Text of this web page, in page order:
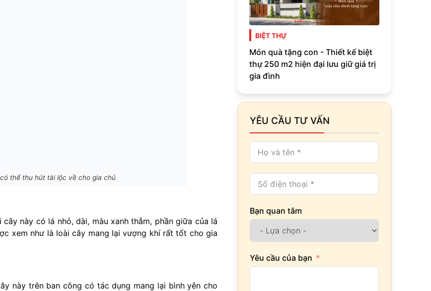
thể thu hút tài lộc về cho gia chủ
này có lá nhỏ, dài, màu xanh thẫm, phần giữa của lá
xem như là loài cây mang lại vượng khí rất tốt cho gia
này trên ban công có tác dụng mang lại bình yên cho
BIỆT THỰ
Món quà tặng con - Thiết kế biệt
thự 250 m2 hiện đại lưu giữ giá trị
gia đình
YÊU CẦU TƯ VẤN
Bạn quan tâm
Yêu cầu của bạn